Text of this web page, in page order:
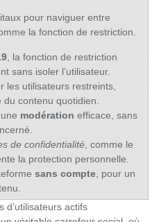
pour naviguer entre
la fonction de restriction.
, la fonction de restriction
sans isoler l’utilisateur.
les utilisateurs restreints,
contenu quotidien.
modération efficace, sans
de confidentialité , comme le
la protection personnelle.
sans compte , pour un
d’utilisateurs actifs